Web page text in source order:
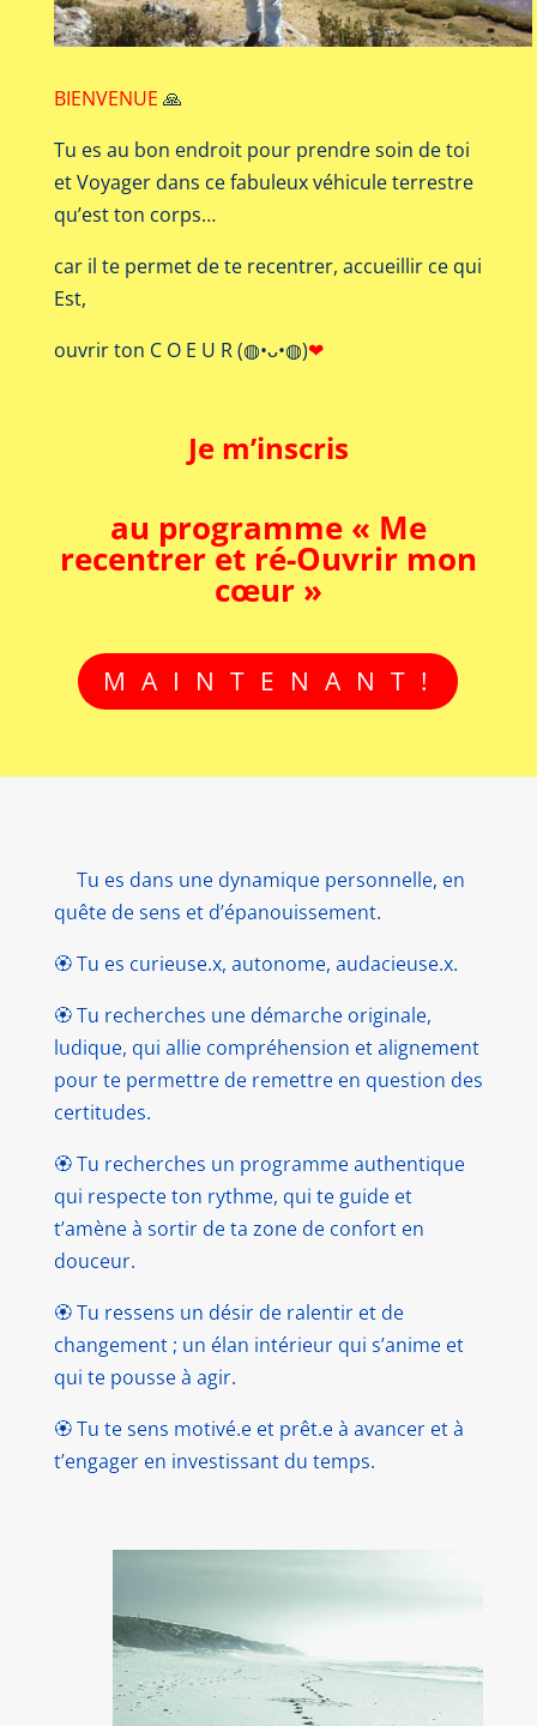
BIENVENUE 🙏
Tu es au bon endroit pour prendre soin de toi
et Voyager dans ce fabuleux véhicule terrestre
qu’est ton corps…
car il te permet de te recentrer, accueillir ce qui
Est,
ouvrir ton C O E U R (◍•ᴗ•◍)❤
Je m’inscris
au programme « Me
recentrer et ré-Ouvrir mon
cœur »
M A I N T E N A N T !
Tu es dans une dynamique personnelle, en
quête de sens et d’épanouissement.
🏵️ Tu es curieuse.x, autonome, audacieuse.x.
🏵️ Tu recherches une démarche originale,
ludique, qui allie compréhension et alignement
pour te permettre de remettre en question des
certitudes.
🏵️ Tu recherches un programme authentique
qui respecte ton rythme, qui te guide et
t’amène à sortir de ta zone de confort en
douceur.
🏵️ Tu ressens un désir de ralentir et de
changement ; un élan intérieur qui s’anime et
qui te pousse à agir.
🏵️ Tu te sens motivé.e et prêt.e à avancer et à
t’engager en investissant du temps.